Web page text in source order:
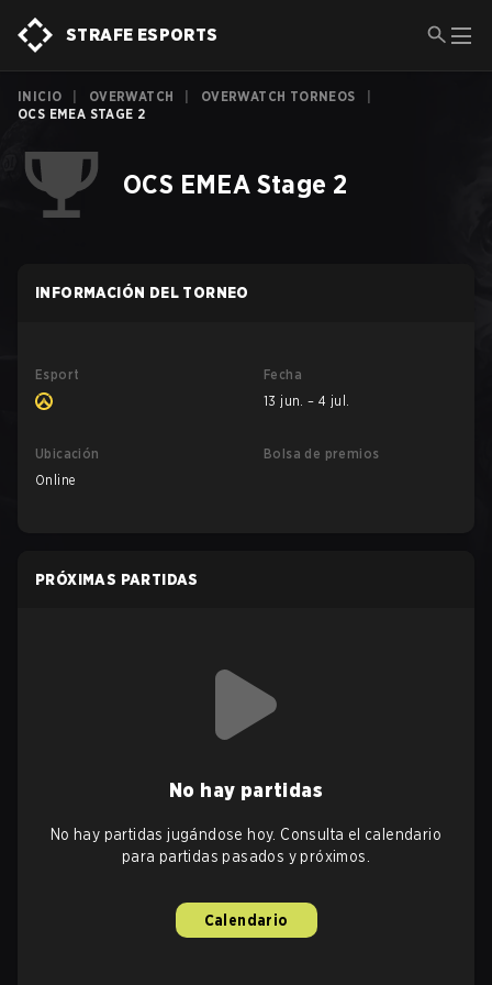
STRAFE ESPORTS
INICIO OVERWATCH OVERWATCH TORNEOS
OCS EMEA STAGE 2
OCS EMEA Stage 2
INFORMACIÓN DEL TORNEO
Esport
Fecha
13 jun. – 4 jul.
Ubicación
Online
Bolsa de premios
PRÓXIMAS PARTIDAS
No hay partidas
No hay partidas jugándose hoy. Consulta el calendario
para partidas pasados y próximos.
Calendario